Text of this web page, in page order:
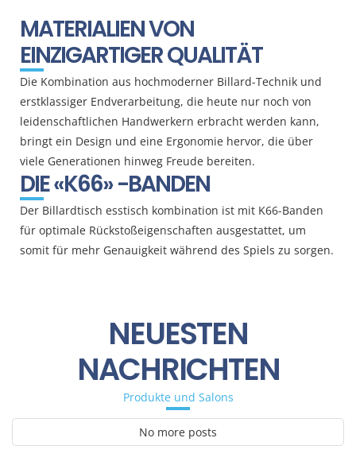
MATERIALIEN VON
EINZIGARTIGER QUALITÄT
Die Kombination aus hochmoderner Billard-Technik und
erstklassiger Endverarbeitung, die heute nur noch von
leidenschaftlichen Handwerkern erbracht werden kann,
bringt ein Design und eine Ergonomie hervor, die über
viele Generationen hinweg Freude bereiten.
DIE «K66» -BANDEN
Der Billardtisch esstisch kombination ist mit K66-Banden
für optimale Rückstoßeigenschaften ausgestattet, um
somit für mehr Genauigkeit während des Spiels zu sorgen.
NEUESTEN
NACHRICHTEN
Produkte und Salons
No more posts